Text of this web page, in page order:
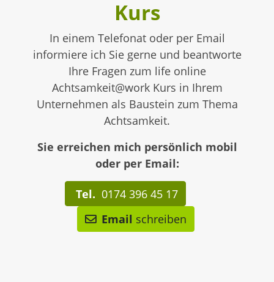
Kurs
In einem Telefonat oder per Email
informiere ich Sie gerne und beantworte
Ihre Fragen zum life online
Achtsamkeit@work Kurs in Ihrem
Unternehmen als Baustein zum Thema
Achtsamkeit.
Sie erreichen mich persönlich mobil
oder per Email:
Tel. 0174 396 45 17
Email schreiben